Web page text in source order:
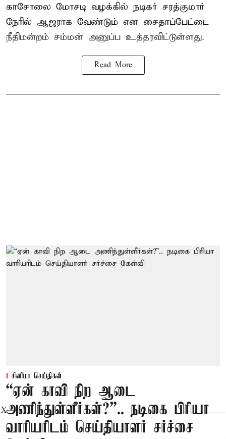
காசோலை மோசடி வழக்கில் நடிகர் சரத்குமார்
நேரில் ஆஜராக வேண்டும் என சைதாப்பேட்டை
நீதிமன்றம் சம்மன் அனுப்ப உத்தரவிட்டுள்ளது.
Read More
சினிமா செய்திகள்
“ஏன் காவி நிற ஆடை
அணிந்துள்ளீர்கள்?”.. நடிகை பிரியா
வாரியரிடம் செய்தியாளர் சர்ச்சை
X